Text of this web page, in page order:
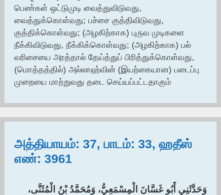
பெண்கள் ஒட்டுமுடி வைத்துவிடுவது,
வைத்துக்கொள்வது; பச்சை குத்திவிடுவது,
குத்திக்கொள்வது; (அழகிற்காக) புருவ முடிகளை
நீக்கிவிடுவது, நீக்கிக்கொள்வது; (அழகிற்காக) பல்
வரிசையை அரத்தால் தேய்த்துப் பிரித்துக்கொள்வது,
(மொத்தத்தில்) அல்லாஹ்வின் (இயற்கையான) படைப்பு
முறையை மாற்றுவது தடை செய்யப்பட்டதாகும்
அத்தியாயம்: 37, பாடம்: 33, ஹதீஸ்
எண்: 3961
وَحَدَّثَنِي أَبُو غَسَّانَ الْمِسْمَعِيُّ، وَمُحَمَّدُ بْنُ الْمُثَنَّى،